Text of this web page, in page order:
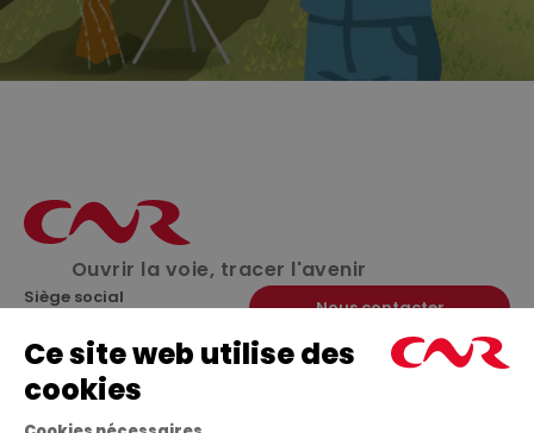
Ouvrir la voie, tracer l'avenir
Siège social
2, rue André Bonin
69316 Lyon cedex 04
Tél. : 33 (0)4 72 00 69 69
Nous contacter